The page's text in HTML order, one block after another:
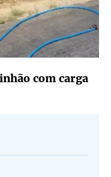
com carga